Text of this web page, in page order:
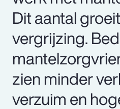
Dit aantal
vergrijzing.
zien minder
verzuim en